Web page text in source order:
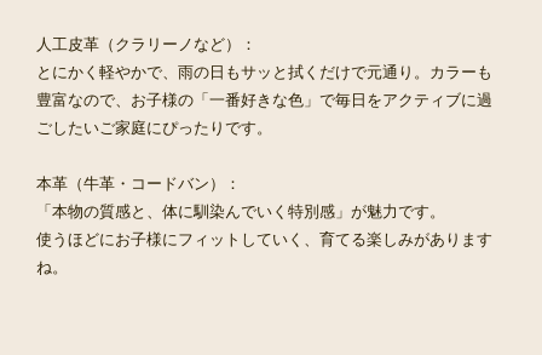
人工皮革（クラリーノなど）：
とにかく軽やかで、雨の日もサッと拭くだけで元通り。カラーも
豊富なので、お子様の「一番好きな色」で毎日をアクティブに過
ごしたいご家庭にぴったりです。
本革（牛革・コードバン）：
「本物の質感と、体に馴染んでいく特別感」が魅力です。
使うほどにお子様にフィットしていく、育てる楽しみがあります
ね。